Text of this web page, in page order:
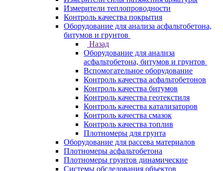
Измерители теплопроводности
Контроль качества покрытия
Оборудование для анализа асфальтобетона,
битумов и грунтов
Назад
Оборудование для анализа
асфальтобетона, битумов и грунтов
Вспомогательное оборудование
Контроль качества асфальтобетонов
Контроль качества битумов
Контроль качества геотекстиля
Контроль качества катализаторов
Контроль качества смазок
Контроль качества топлив
Плотномеры для грунта
Оборудование для рассева материалов
Плотномеры асфальтобетона
Плотномеры грунтов динамические
Системы обследования объектов